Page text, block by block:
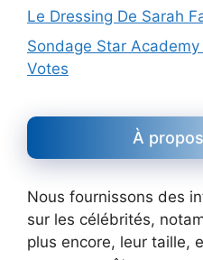
Le Dressing De Sarah
Sondage Star
Votes
À
Nous fournissons des
sur les célébrités,
plus encore, leur taille,